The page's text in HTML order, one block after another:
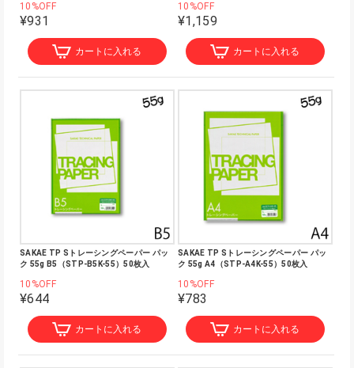
10%OFF
¥931
カートに入れる
10%OFF
¥1,159
カートに入れる
SAKAE TP Sトレーシングペーパー パッ
ク 55g B5（STP-B5K-55）50枚入
10%OFF
¥644
カートに入れる
SAKAE TP Sトレーシングペーパー パッ
ク 55g A4（STP-A4K-55）50枚入
10%OFF
¥783
カートに入れる